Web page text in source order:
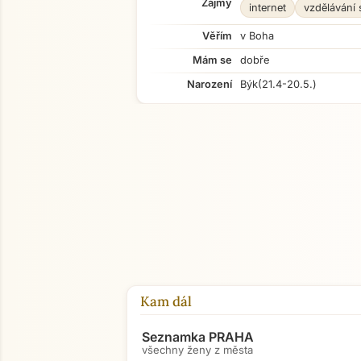
Zájmy internet vzdělávání
Věřím
v Boha
Mám se
dobře
Narození
Býk(21.4-20.5.)
Kam dál
Seznamka PRAHA
všechny ženy z města